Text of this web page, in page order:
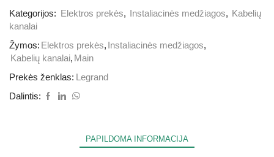
Kategorijos:
Elektros prekės, Instaliacinės medžiagos, Kabelių
kanalai
Žymos: Elektros prekės, Instaliacinės medžiagos,
Kabelių kanalai, Main
Prekės ženklas:
Legrand
Dalintis:
PAPILDOMA INFORMACIJA